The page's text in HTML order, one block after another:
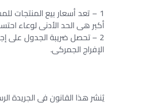
1 – تعد أسعار بيع المنتجات
أكبر هى الحد الأدنى لوعاء
2 – تحصل ضريبة الجدول على
الإفراج الجمركى.
يُنشر هذا القانون فى الجريدة